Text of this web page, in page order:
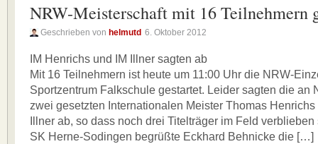
NRW-Meisterschaft mit 16 Teilnehmern
Geschrieben von helmutd 6. Oktober 2012
IM Henrichs und IM Illner sagten ab
Mit 16 Teilnehmern ist heute um 11:00 Uhr die NRW-
Sportzentrum Falkschule gestartet. Leider sagten die an
zwei gesetzten Internationalen Meister Thomas Henrichs
Illner ab, so dass noch drei Titelträger im Feld
SK Herne-Sodingen begrüßte Eckhard Behnicke die […]